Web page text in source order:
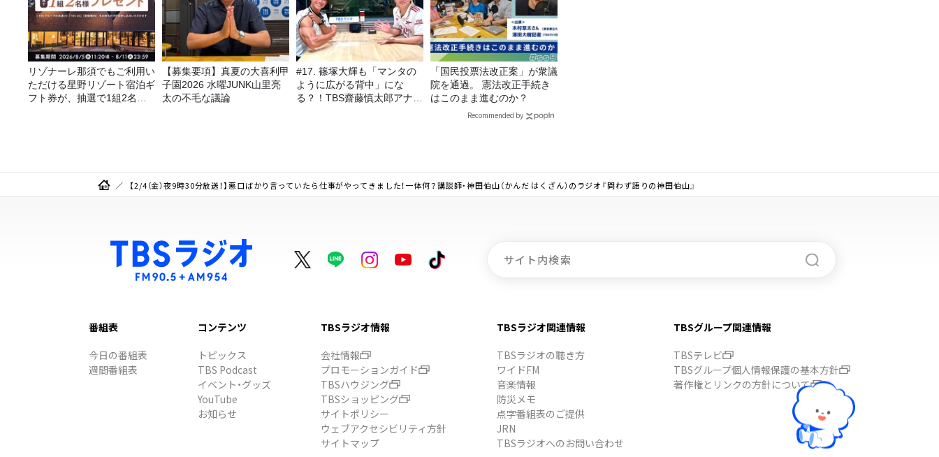
リゾナーレ那須でもご利用い
ただける星野リゾート宿泊ギ
フト券が、抽選で1組2名様
【募集要項】真夏の大喜利甲
子園2026 水曜JUNK山里亮
太の不毛な議論
#17. 篠塚大輝も「マンタの
ように広がる背中」にな
る？！TBS齋藤慎太郎アナに
「国民投票法改正案」が衆議
院を通過。 憲法改正手続き
はこのまま進むのか？
Recommended by
【2/4（金）夜9時30分放送！】悪口ばかり言っていたら仕事がやってきました！一体何？講談師・神田伯山（かんだ はくざん）のラジオ『問わず語りの神田伯山』
番組表
今日の番組表
週間番組表
コンテンツ
トピックス
TBS Podcast
イベント・グッズ
YouTube
お知らせ
TBSラジオ情報
会社情報
プロモーションガイド
TBSハウジング
TBSショッピング
サイトポリシー
ウェブアクセシビリティ方針
サイトマップ
TBSラジオ関連情報
TBSラジオの聴き方
ワイドFM
音楽情報
防災メモ
点字番組表のご提供
JRN
TBSラジオへのお問い合わせ
TBSグループ関連情報
TBSテレビ
TBSグループ個人情報保護の基本方針
著作権とリンクの方針について